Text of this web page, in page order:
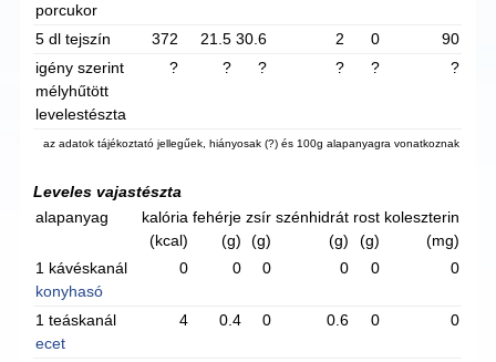
porcukor
5 dl tejszín 372 21.5 30.6 2 0
90
igény szerint
mélyhűtött
levelestészta
? ? ? ? ? ?
az adatok tájékoztató jellegűek, hiányosak (?) és 100g alapanyagra vonatkoznak
Leveles vajastészta
alapanyag
kalória
(kcal)
fehérje
(g)
zsír
(g)
szénhidrát
(g)
rost
(g)
koleszterin
(mg)
1 kávéskanál
konyhasó
0 0 0 0 0 0
1 teáskanál
ecet
4 0.4 0 0.6 0 0